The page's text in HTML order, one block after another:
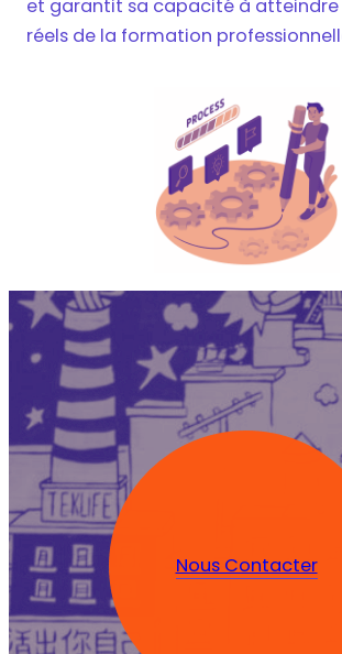
et garantit sa capacité à atteindre
réels de la formation
Nous Contacter